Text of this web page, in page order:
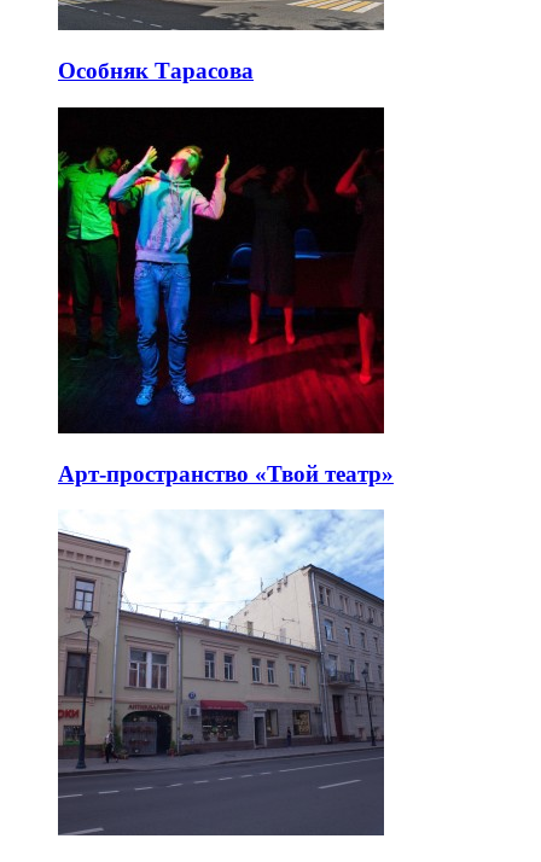
Особняк Тарасова
Арт-пространство «Твой театр»